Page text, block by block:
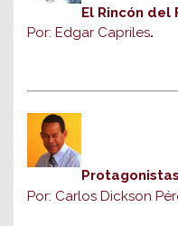
El Rincón
Por: Edgar Capriles.
Por: Carlos Dickson